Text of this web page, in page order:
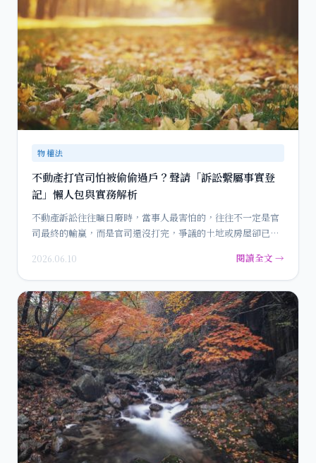
物權法
不動產打官司怕被偷偷過戶？聲請「訴訟繫屬事實登
記」懶人包與實務解析
不動產訴訟往往曠日廢時，當事人最害怕的，往往不一定是官
司最終的輸贏，而是官司還沒打完，爭議的土地或房屋卻已經
2026.06.10 閱讀全文 →